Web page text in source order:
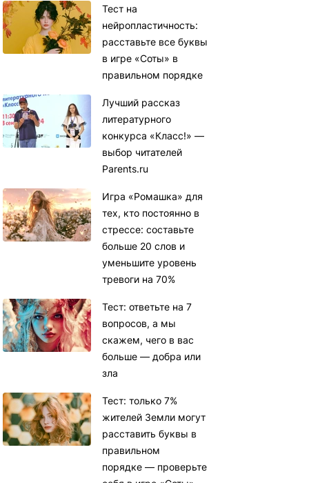
Тест на
нейропластичность:
расставьте все буквы
в игре «Соты» в
правильном порядке
Лучший рассказ
литературного
конкурса «Класс!» —
выбор читателей
Parents.ru
Игра «Ромашка» для
тех, кто постоянно в
стрессе: составьте
больше 20 слов и
уменьшите уровень
тревоги на 70%
Тест: ответьте на 7
вопросов, а мы
скажем, чего в вас
больше — добра или
зла
Тест: только 7%
жителей Земли могут
расставить буквы в
правильном
порядке — проверьте